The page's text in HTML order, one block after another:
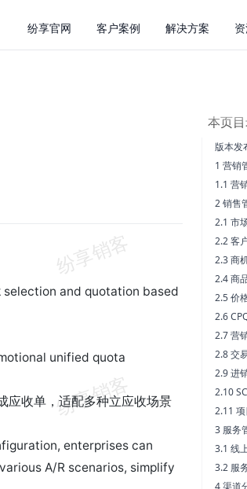
纷享官网 客户案例 解决方案
and quotation based
unified quota
应收单，适配多种立应收场景
enterprises can
A/R scenarios, simplify
本页
版本发
1 营销
1.1 营
2 销售
2.1 市
2.2 客
2.3 商
2.4 商
2.5 价
2.6
2.7 营
2.8 交
2.9 进
2.10
2.11
3 服务
3.1 线
3.2 服
4 渠道